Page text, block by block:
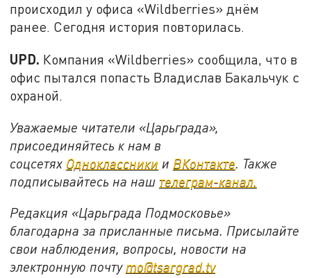
происходил у офиса «Wildberries» днём
ранее. Сегодня история повторилась.
UPD. Компания «Wildberries» сообщила, что в
офис пытался попасть Владислав Бакальчук с
охраной.
Уважаемые читатели «Царьграда»,
присоединяйтесь к нам в
соцсетях Одноклассники и ВКонтакте . Также
подписывайтесь на наш телеграм-канал.
Редакция «Царьграда Подмосковье»
благодарна за присланные письма. Присылайте
свои наблюдения, вопросы, новости на
электронную почту mo@tsargrad.tv